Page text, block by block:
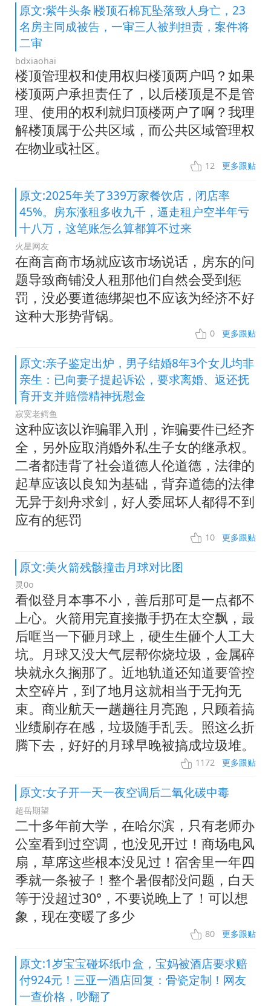
原文:紫牛头条∣楼顶石棉瓦坠落致人身亡，23
名房主同成被告，一审三人被判担责，案件将
二审
bdxiaohai
楼顶管理权和使用权归楼顶两户吗？如果
楼顶两户承担责任了，以后楼顶是不是管
理、使用的权利就归顶楼两户了啊？我理
解楼顶属于公共区域，而公共区域管理权
在物业或社区。
12 更多跟贴
原文:2025年关了339万家餐饮店，闭店率
45%。房东涨租多收九千，逼走租户空半年亏
十八万，这笔账怎么算都算不过来
火星网友
在商言商市场就应该市场说话，房东的问
题导致商铺没人租那他们自然会受到惩
罚，没必要道德绑架也不应该为经济不好
这种大形势背锅。
0 更多跟贴
原文:亲子鉴定出炉，男子结婚8年3个女儿均非
亲生：已向妻子提起诉讼，要求离婚、返还抚
育开支并赔偿精神抚慰金
寂寞老鳄鱼
这种应该以诈骗罪入刑，诈骗要件已经齐
全，另外应取消婚外私生子女的继承权。
二者都违背了社会道德人伦道德，法律的
起草应该以良知为基础，背弃道德的法律
无异于刻舟求剑，好人委屈坏人都得不到
应有的惩罚
10 更多跟贴
原文:美火箭残骸撞击月球对比图
灵0o
看似登月本事不小，善后那可是一点都不
上心。火箭用完直接撒手扔在太空飘，最
后哐当一下砸月球上，硬生生砸个人工大
坑。月球又没大气层帮你烧垃圾，金属碎
块就永久搁那了。近地轨道还知道要管控
太空碎片，到了地月这就相当于无拘无
束。商业航天一趟趟往月亮跑，只顾着搞
业绩刷存在感，垃圾随手乱丢。照这么折
腾下去，好好的月球早晚被搞成垃圾堆。
1172 更多跟贴
原文:女子开一天一夜空调后二氧化碳中毒
超岳期望
二十多年前大学，在哈尔滨，只有老师办
公室看到过空调，也没见开过！商场电风
扇，草席这些根本没见过！宿舍里一年四
季就一条被子！整个暑假都没问题，白天
等于没超过30°，不要说晚上了！可以想
象，现在变暖了多少
80 更多跟贴
原文:1岁宝宝碰坏纸巾盒，宝妈被酒店要求赔
付924元！三亚一酒店回复：骨瓷定制！网友
一查价格，吵翻了